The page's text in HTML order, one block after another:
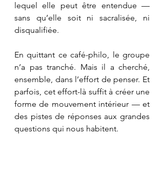
lequel elle peut être entendue —
sans qu’elle soit ni sacralisée, ni
disqualifiée.
En quittant ce café-philo, le groupe
n’a pas tranché. Mais il a cherché,
ensemble, dans l’effort de penser. Et
parfois, cet effort-là suffit à créer une
forme de mouvement intérieur — et
des pistes de réponses aux grandes
questions qui nous habitent.